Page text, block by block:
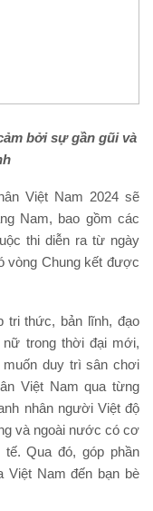
bởi sự gần gũi và
Việt Nam 2024 sẽ
Nam, bao gồm các
thi diễn ra từ ngày
vòng Chung kết được
tri thức, bản lĩnh, đạo
trong thời đại mới,
muốn duy trì sân chơi
Việt Nam qua từng
nhân người Việt độ
và ngoài nước có cơ
Qua đó, góp phần
Việt Nam đến bạn bè